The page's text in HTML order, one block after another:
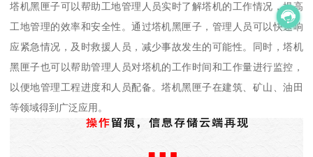
塔机黑匣子可以帮助工地管理人员实时了解塔机的工作情况，提高
工地管理的效率和安全性。通过塔机黑匣子，管理人员可以快速响
应紧急情况，及时救援人员，减少事故发生的可能性。同时，塔机
黑匣子也可以帮助管理人员对塔机的工作时间和工作量进行监控，
以便地管理工程进度和人员配备。塔机黑匣子在建筑、矿山、油田
等领域得到广泛应用。